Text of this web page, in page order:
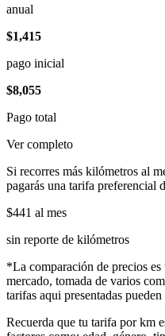
anual
$1,415
pago inicial
$8,055
Pago total
Ver completo
Si recorres más kilómetros al
pagarás una tarifa preferencial
$441 al mes
sin reporte de kilómetros
*La comparación de precios
mercado, tomada de varios
tarifas aqui presentadas pueden
Recuerda que tu tarifa por km